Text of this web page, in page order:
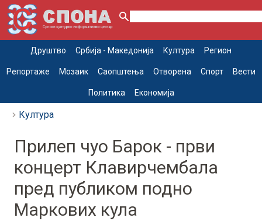
Друштво Србија - Македонија Култура Регион
Репортаже Мозаик Саопштења Отворена Спорт Вести
Политика Економија
Култура
Прилеп чуо Барок - први
концерт Клавирчембала
пред публиком подно
Маркових кула